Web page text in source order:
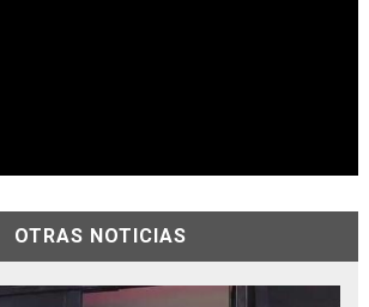
OTRAS NOTICIAS